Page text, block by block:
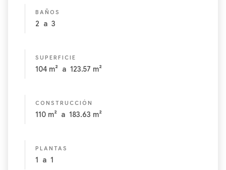
BAÑOS
2 a 3
SUPERFICIE
104 m² a 123.57 m²
CONSTRUCCIÓN
110 m² a 183.63 m²
PLANTAS
1 a 1